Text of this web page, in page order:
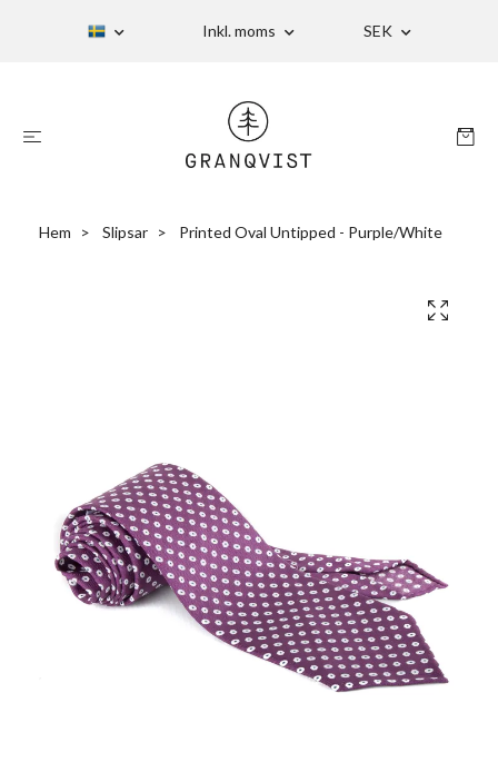
Inkl. moms SEK
Hem Slipsar Printed Oval Untipped - Purple/White